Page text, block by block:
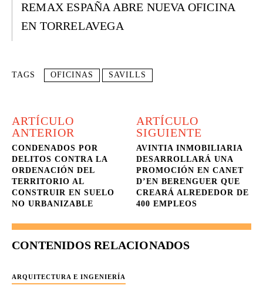
REMAX ESPAÑA ABRE NUEVA OFICINA
EN TORRELAVEGA
TAGS OFICINAS SAVILLS
ARTÍCULO
ANTERIOR
CONDENADOS POR
DELITOS CONTRA LA
ORDENACIÓN DEL
TERRITORIO AL
CONSTRUIR EN SUELO
NO URBANIZABLE
ARTÍCULO
SIGUIENTE
AVINTIA INMOBILIARIA
DESARROLLARÁ UNA
PROMOCIÓN EN CANET
D’EN BERENGUER QUE
CREARÁ ALREDEDOR DE
400 EMPLEOS
CONTENIDOS RELACIONADOS
ARQUITECTURA E INGENIERÍA